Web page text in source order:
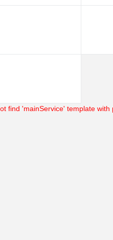
find 'mainService' template with